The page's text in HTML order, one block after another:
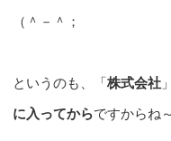
（＾－＾；
というのも、「株式会社
に入ってからですからね